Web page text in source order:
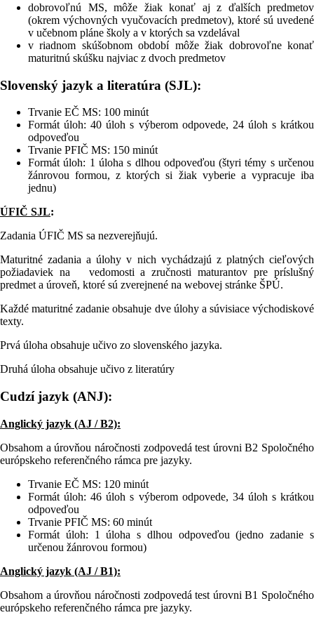
dobrovoľnú MS, môže žiak konať aj z ďalších predmetov
(okrem výchovných vyučovacích predmetov), ktoré sú uvedené
v učebnom pláne školy a v ktorých sa vzdelával
v riadnom skúšobnom období môže žiak dobrovoľne konať
maturitnú skúšku najviac z dvoch predmetov
Slovenský jazyk a literatúra (SJL):
Trvanie EČ MS: 100 minút
Formát úloh: 40 úloh s výberom odpovede, 24 úloh s krátkou
odpoveďou
Trvanie PFIČ MS: 150 minút
Formát úloh: 1 úloha s dlhou odpoveďou (štyri témy s určenou
žánrovou formou, z ktorých si žiak vyberie a vypracuje iba
jednu)
ÚFIČ SJL:
Zadania ÚFIČ MS sa nezverejňujú.
Maturitné zadania a úlohy v nich vychádzajú z platných cieľových
požiadaviek na vedomosti a zručnosti maturantov pre príslušný
predmet a úroveň, ktoré sú zverejnené na webovej stránke ŠPÚ.
Každé maturitné zadanie obsahuje dve úlohy a súvisiace východiskové
texty.
Prvá úloha obsahuje učivo zo slovenského jazyka.
Druhá úloha obsahuje učivo z literatúry
Cudzí jazyk (ANJ):
Anglický jazyk (AJ / B2):
Obsahom a úrovňou náročnosti zodpovedá test úrovni B2 Spoločného
európskeho referenčného rámca pre jazyky.
Trvanie EČ MS: 120 minút
Formát úloh: 46 úloh s výberom odpovede, 34 úloh s krátkou
odpoveďou
Trvanie PFIČ MS: 60 minút
Formát úloh: 1 úloha s dlhou odpoveďou (jedno zadanie s
určenou žánrovou formou)
Anglický jazyk (AJ / B1):
Obsahom a úrovňou náročnosti zodpovedá test úrovni B1 Spoločného
európskeho referenčného rámca pre jazyky.